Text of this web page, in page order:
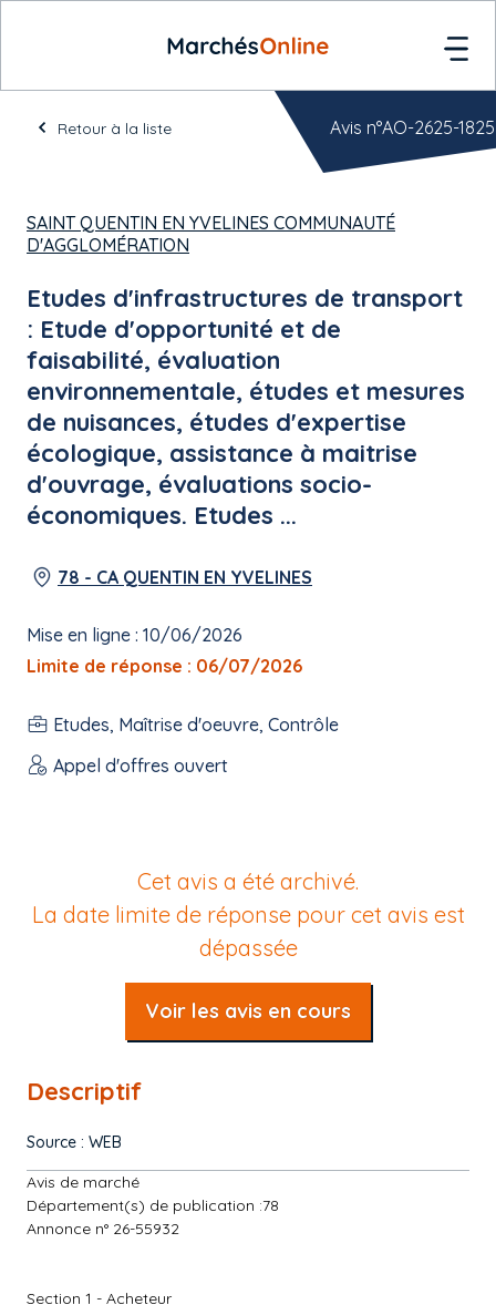
Retour à la liste
SAINT QUENTIN EN YVELINES COMMUNAUTÉ
D'AGGLOMÉRATION
Etudes d'infrastructures de transport
: Etude d'opportunité et de
faisabilité, évaluation
environnementale, études et mesures
de nuisances, études d'expertise
écologique, assistance à maitrise
d'ouvrage, évaluations socio-
économiques. Etudes ...
78 - CA QUENTIN EN YVELINES
Mise en ligne : 10/06/2026
Limite de réponse : 06/07/2026
Etudes, Maîtrise d'oeuvre, Contrôle
Appel d'offres ouvert
Avis n°AO-2625-1825
Cet avis a été archivé.
La date limite de réponse pour cet avis est
dépassée
Voir les avis en cours
Descriptif
Source : WEB
Avis de marché
Département(s) de publication :78
Annonce n° 26-55932
Section 1 - Acheteur